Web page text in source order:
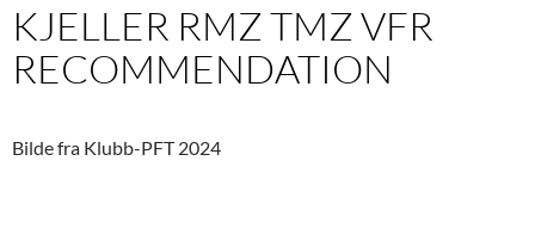
KJELLER RMZ TMZ VFR
RECOMMENDATION
Bilde fra Klubb-PFT 2024